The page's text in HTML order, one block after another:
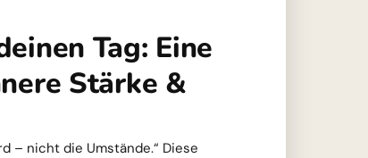
Tag: Eine
Stärke &
– nicht die Umstände.“ Diese